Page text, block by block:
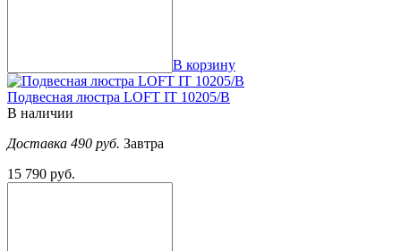
В корзину
Подвесная люстра LOFT IT 10205/B
В наличии
Доставка 490 руб. Завтра
15 790 руб.